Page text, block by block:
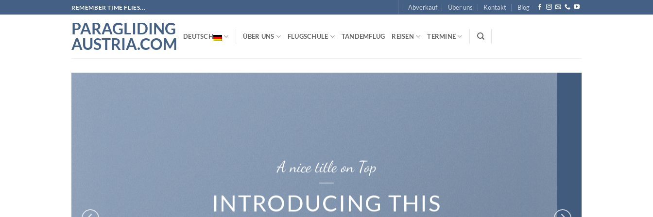
Inhalt
REMEMBER TIME FLIES... Abverkauf Über uns Kontakt Blog
PARAGLIDING
AUSTRIA.COM
DEUTSCH ÜBER UNS FLUGSCHULE TANDEMFLUG REISEN TERMINE
A nice title on Top
INTRODUCING THIS